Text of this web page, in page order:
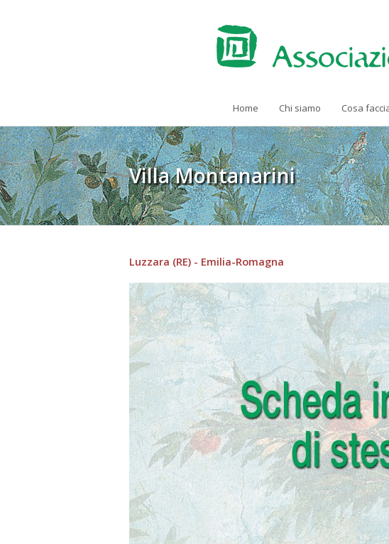
Home Chi siamo Cosa
Villa Montanarini
Luzzara (RE) - Emilia-Romagna